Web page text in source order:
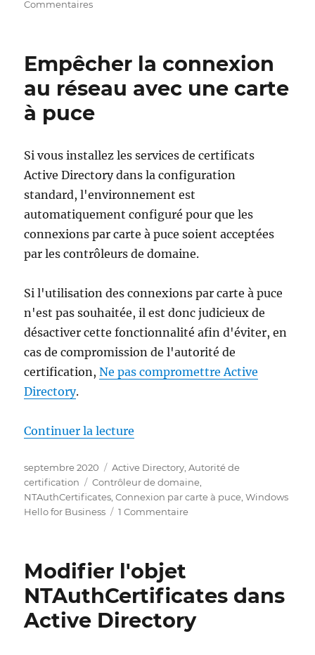
Commentairessur
mit
94
der
Quelle
Windows-
Empêcher la connexion
au réseau avec une carte
à puce
Si vous installez les services de certificats
Active Directory dans la configuration
standard, l'environnement est
automatiquement configuré pour que les
connexions par carte à puce soient acceptées
par les contrôleurs de domaine.
Si l'utilisation des connexions par carte à puce
n'est pas souhaitée, il est donc judicieux de
désactiver cette fonctionnalité afin d'éviter, en
cas de compromission de l'autorité de
certification,Ne pas compromettre Active
Directory.
Continuer la lecture
Publié
le
septembre 2020 Catégories
Active Directory,Autorité de
certification
Étiquettes
Contrôleur de domaine,
NTAuthCertificates,Connexion par carte à puce,Windows
Hello for Business
1 Commentairesur
unterbinden
Modifier l'objet
NTAuthCertificates dans
Active Directory